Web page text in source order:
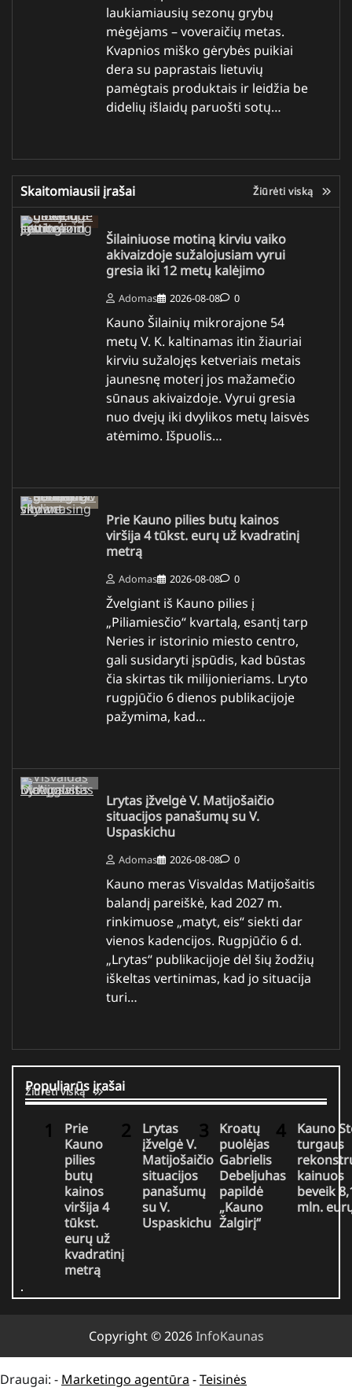
laukiamiausių sezonų grybų
mėgėjams – voveraičių metas.
Kvapnios miško gėrybės puikiai
dera su paprastais lietuvių
pamėgtais produktais ir leidžia be
didelių išlaidų paruošti sotų…
Skaitomiausii įrašai Žiūrėti viską
Šilainiuose motiną kirviu vaiko
akivaizdoje sužalojusiam vyrui
gresia iki 12 metų kalėjimo
Adomas 2026-08-08 0
Kauno Šilainių mikrorajone 54
metų V. K. kaltinamas itin žiauriai
kirviu sužalojęs ketveriais metais
jaunesnę moterį jos mažamečio
sūnaus akivaizdoje. Vyrui gresia
nuo dvejų iki dvylikos metų laisvės
atėmimo. Išpuolis…
Prie Kauno pilies butų kainos
viršija 4 tūkst. eurų už kvadratinį
metrą
Adomas 2026-08-08 0
Žvelgiant iš Kauno pilies į
„Piliamiesčio“ kvartalą, esantį tarp
Neries ir istorinio miesto centro,
gali susidaryti įspūdis, kad būstas
čia skirtas tik milijonieriams. Lryto
rugpjūčio 6 dienos publikacijoje
pažymima, kad…
Lrytas įžvelgė V. Matijošaičio
situacijos panašumų su V.
Uspaskichu
Adomas 2026-08-08 0
Kauno meras Visvaldas Matijošaitis
balandį pareiškė, kad 2027 m.
rinkimuose „matyt, eis“ siekti dar
vienos kadencijos. Rugpjūčio 6 d.
„Lrytas“ publikacijoje dėl šių žodžių
iškeltas vertinimas, kad jo situacija
turi…
Populiarūs įrašai
Žiūrėti viską
Prie
Kauno
pilies
butų
kainos
viršija 4
tūkst.
eurų už
kvadratinį
metrą
Lrytas
įžvelgė V.
Matijošaičio
situacijos
panašumų
su V.
Uspaskichu
Kroatų
puolėjas
Gabrielis
Debeljuhas
papildė
„Kauno
Žalgirį“
Kauno
turgaus
kainuos
beveik
mln.
Copyright © 2026InfoKaunas
Draugai: - Marketingo agentūra -Teisinės